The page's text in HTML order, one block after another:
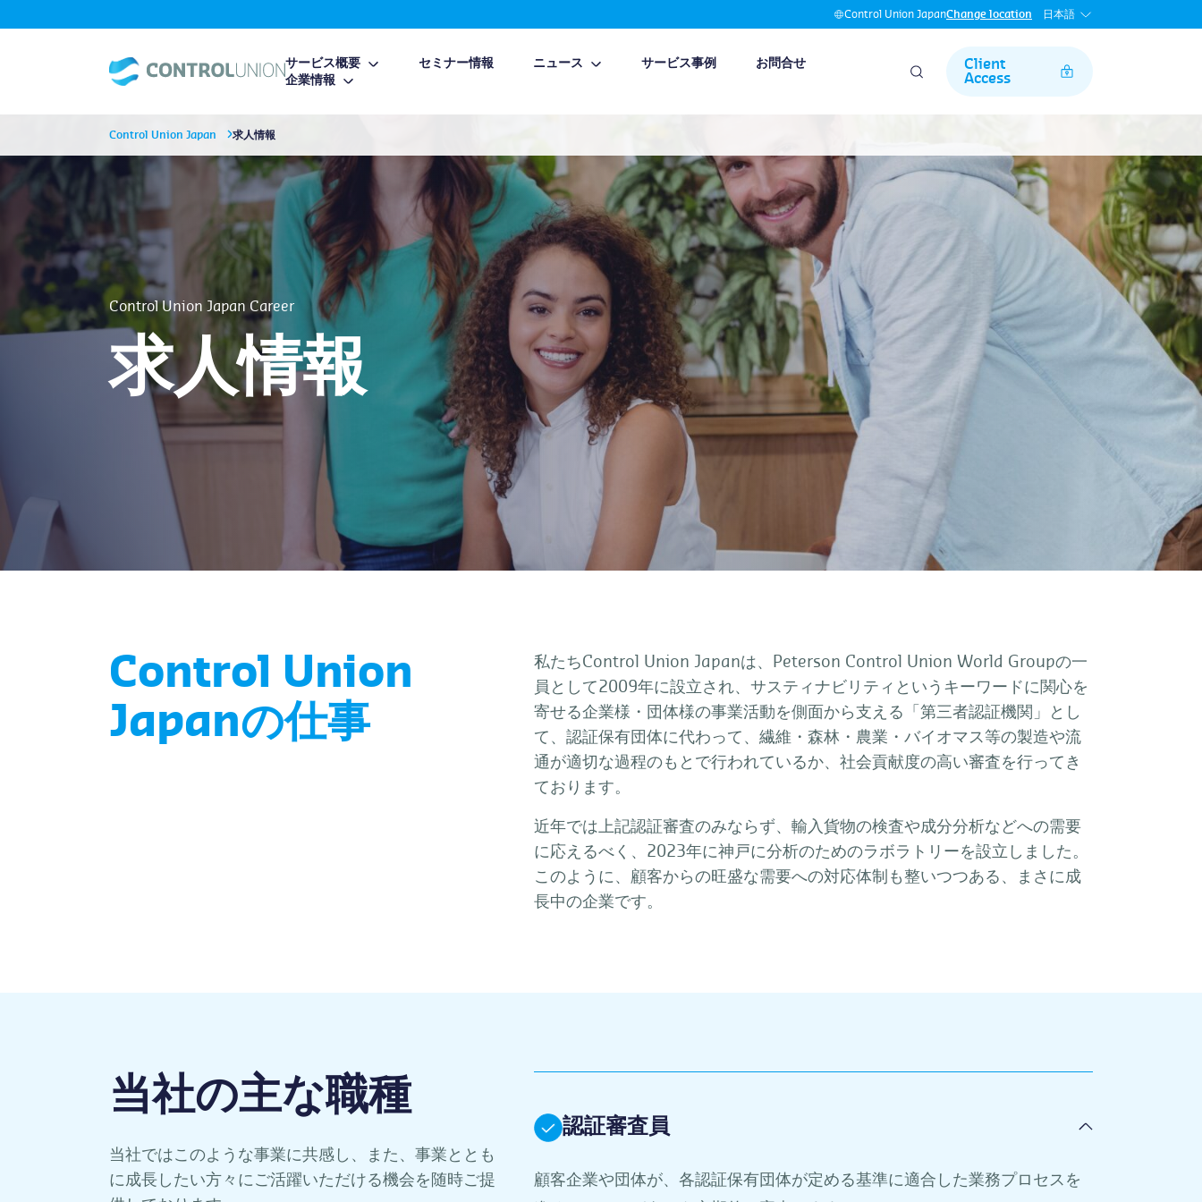
Control Union JapanChange location 日本語
サービス概要 セミナー情報 ニュース サービス事例
お問合せ
企業情報
Client
Access
Control Union Japan 求人情報
Control Union Japan Career
求人情報
Control Union
Japanの仕事
私たちControl Union Japanは、Peterson Control Union World Groupの一
員として2009年に設立され、サスティナビリティというキーワードに関心を
寄せる企業様・団体様の事業活動を側面から支える「第三者認証機関」とし
て、認証保有団体に代わって、繊維・森林・農業・バイオマス等の製造や流
通が適切な過程のもとで行われているか、社会貢献度の高い審査を行ってき
ております。
近年では上記認証審査のみならず、輸入貨物の検査や成分分析などへの需要
に応えるべく、2023年に神戸に分析のためのラボラトリーを設立しました。
このように、顧客からの旺盛な需要への対応体制も整いつつある、まさに成
長中の企業です。
当社の主な職種
当社ではこのような事業に共感し、また、事業ととも
に成長したい方々にご活躍いただける機会を随時ご提
認証審査員
顧客企業や団体が、各認証保有団体が定める基準に適合した業務プロセスを